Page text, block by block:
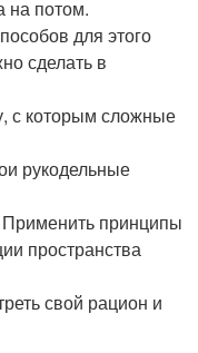
на потом.
для этого
сделать в
с которым сложные
рукодельные
Применить принципы
пространства
свой рацион и